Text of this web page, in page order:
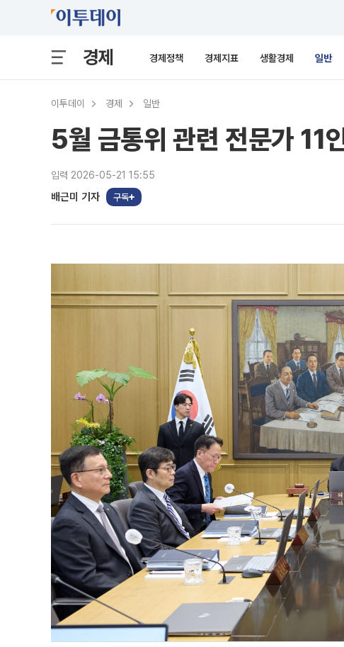
경제 경제정책 경제지표 생활경제 일반
이투데이 경제 일반
5월 금통위 관련 전문가 11
입력 2026-05-21 15:55
배근미 기자 구독